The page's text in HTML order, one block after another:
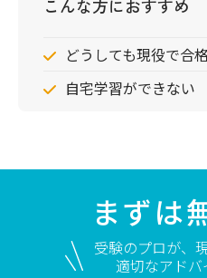
こんな方におすすめ
どうしても現役で合
自宅学習ができない
まずは
受験のプロが、
適切なアド